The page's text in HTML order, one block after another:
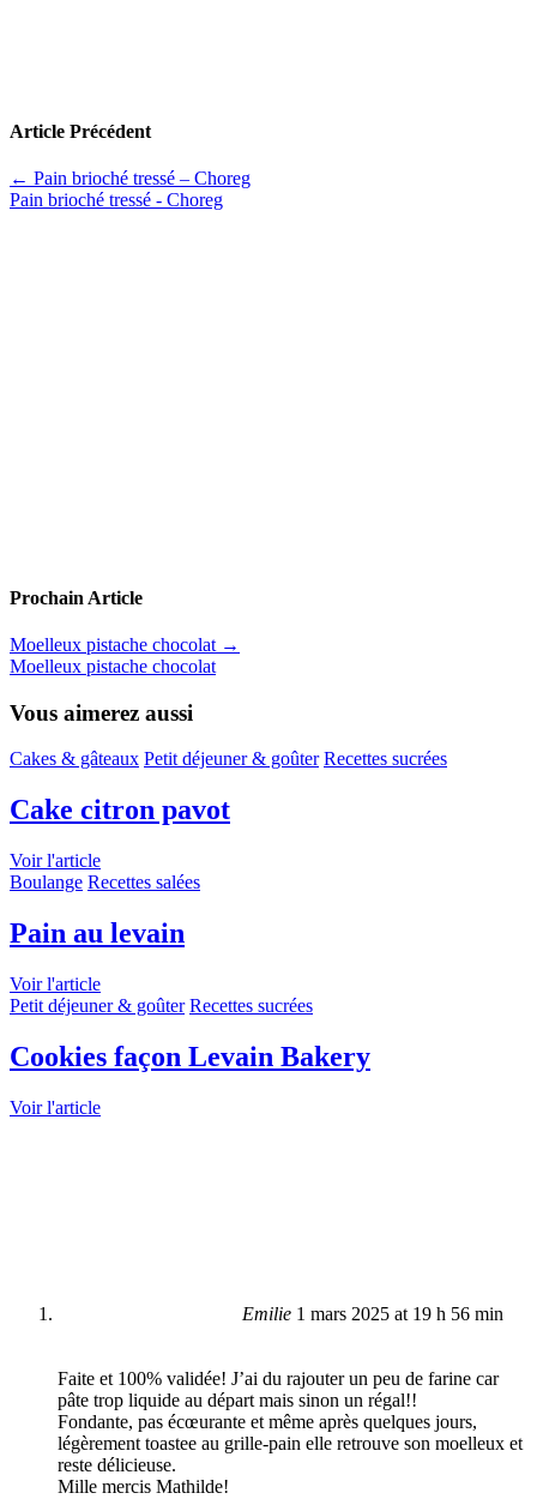
Article Précédent
← Pain brioché tressé – Choreg
Pain brioché tressé - Choreg
Prochain Article
Moelleux pistache chocolat →
Moelleux pistache chocolat
Vous aimerez aussi
Cakes & gâteaux Petit déjeuner & goûter Recettes sucrées
Cake citron pavot
Voir l'article
Boulange Recettes salées
Pain au levain
Voir l'article
Petit déjeuner & goûter Recettes sucrées
Cookies façon Levain Bakery
Voir l'article
Emilie 1 mars 2025 at 19 h 56 min
Faite et 100% validée! J’ai du rajouter un peu de farine car
pâte trop liquide au départ mais sinon un régal!!
Fondante, pas écœurante et même après quelques jours,
légèrement toastee au grille-pain elle retrouve son moelleux et
reste délicieuse.
Mille mercis Mathilde!